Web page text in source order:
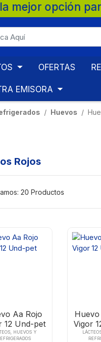
para tu
OFERTAS
EMISORA
Huevos
Rojos
20 Productos
Aa Rojo
12 Und-pet
HUEVOS Y
Vigor